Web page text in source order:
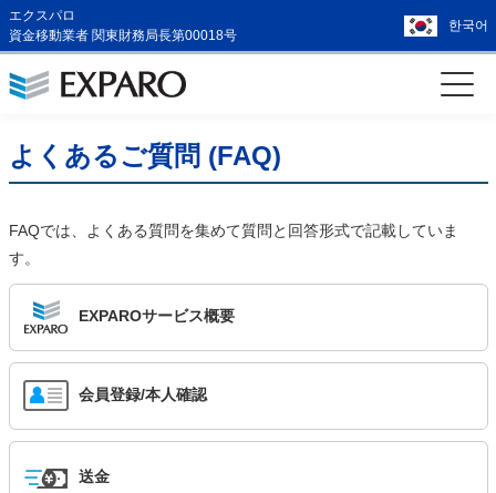
エクスパロ
資金移動業者 関東財務局長第00018号
한국어
よくあるご質問 (FAQ)
FAQでは、よくある質問を集めて質問と回答形式で記載していま
す。
EXPAROサービス概要
会員登録/本人確認
送金